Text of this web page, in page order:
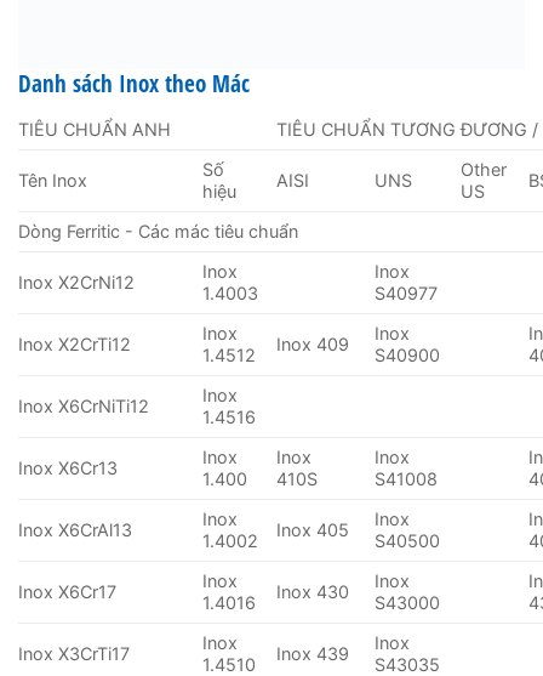
Danh sách Inox theo Mác
TIÊU CHUẨN ANH TIÊU CHUẨN TƯƠNG ĐƯƠNG /
Tên Inox
Số
hiệu
AISI UNS
Other
US
Dòng Ferritic - Các mác tiêu chuẩn
Inox X2CrNi12
Inox
1.4003
Inox
S40977
Inox X2CrTi12
Inox
1.4512
Inox 409
Inox
S40900
Inox X6CrNiTi12
Inox
1.4516
Inox X6Cr13
Inox
1.400
Inox
410S
Inox
S41008
Inox X6CrAl13
Inox
1.4002
Inox 405
Inox
S40500
Inox X6Cr17
Inox
1.4016
Inox 430
Inox
S43000
Inox X3CrTi17
Inox
1.4510
Inox 439
Inox
S43035